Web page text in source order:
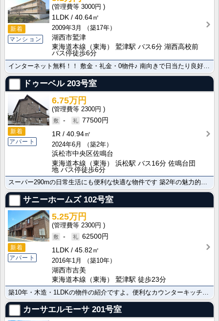
新着
マンション
3000円
1LDK
40.64㎡
2009年3月
（築17年）
湖西市鷲津
東海道本線（東海） 鷲津駅 バス6分 湖西高校前
バス停徒歩6分
インターネット無料！！ 敷金・礼金・0物件♪ 南向きで日当たり良好！レイクサイドで眺望良好★浴室乾燥･･･
ドゥーベル203号室
新着
アパート
6.75万円
2300円
-
77500円
1R
40.94㎡
2024年6月
（築2年）
浜松市中央区佐鳴台
東海道本線（東海） 浜松駅 バス16分 佐鳴台団
地 バス停徒歩6分
スーパー290mの日常生活にも便利な快適な物件です 築2年の魅力的なお部屋はこちら。ＩＨクッキングヒ･･･
サニーホームズ102号室
新着
アパート
5.25万円
2300円
-
62500円
1LDK
45.82㎡
2016年1月
（築10年）
湖西市吉美
東海道本線（東海） 鷲津駅 徒歩23分
カーサエルモーサ 201号室